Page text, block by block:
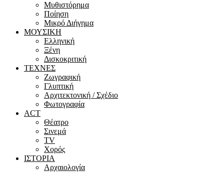
Μυθιστόρημα
Ποίηση
Μικρό Διήγημα
ΜΟΥΣΙΚΗ
Ελληνική
Ξένη
Δισκοκριτική
ΤΕΧΝΕΣ
Ζωγραφική
Γλυπτική
Αρχιτεκτονική / Σχέδιο
Φωτογραφία
ACT
Θέατρο
Σινεμά
ΤV
Χορός
ΙΣΤΟΡΙΑ
Αρχαιολογία